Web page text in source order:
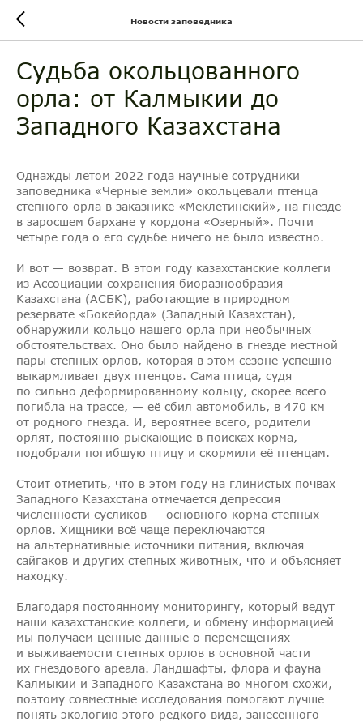
Новости заповедника
Судьба окольцованного
орла: от Калмыкии до
Западного Казахстана
Однажды летом 2022 года научные сотрудники
заповедника «Черные земли» окольцевали птенца
степного орла в заказнике «Меклетинский», на гнезде
в заросшем бархане у кордона «Озерный». Почти
четыре года о его судьбе ничего не было известно.
И вот — возврат. В этом году казахстанские коллеги
из Ассоциации сохранения биоразнообразия
Казахстана (АСБК), работающие в природном
резервате «Бокейорда» (Западный Казахстан),
обнаружили кольцо нашего орла при необычных
обстоятельствах. Оно было найдено в гнезде местной
пары степных орлов, которая в этом сезоне успешно
выкармливает двух птенцов. Сама птица, судя
по сильно деформированному кольцу, скорее всего
погибла на трассе, — её сбил автомобиль, в 470 км
от родного гнезда. И, вероятнее всего, родители
орлят, постоянно рыскающие в поисках корма,
подобрали погибшую птицу и скормили её птенцам.
Стоит отметить, что в этом году на глинистых почвах
Западного Казахстана отмечается депрессия
численности сусликов — основного корма степных
орлов. Хищники всё чаще переключаются
на альтернативные источники питания, включая
сайгаков и других степных животных, что и объясняет
находку.
Благодаря постоянному мониторингу, который ведут
наши казахстанские коллеги, и обмену информацией
мы получаем ценные данные о перемещениях
и выживаемости степных орлов в основной части
их гнездового ареала. Ландшафты, флора и фауна
Калмыкии и Западного Казахстана во многом схожи,
поэтому совместные исследования помогают лучше
понять экологию этого редкого вида, занесённого